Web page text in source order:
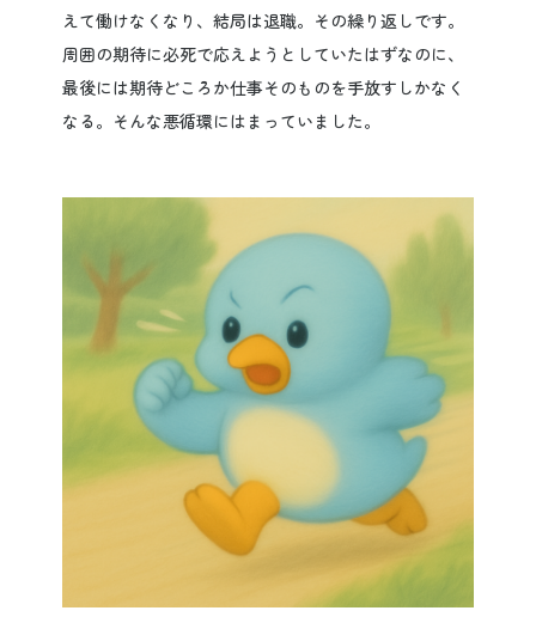
えて働けなくなり、結局は退職。その繰り返しです。
周囲の期待に必死で応えようとしていたはずなのに、
最後には期待どころか仕事そのものを手放すしかなく
なる。そんな悪循環にはまっていました。